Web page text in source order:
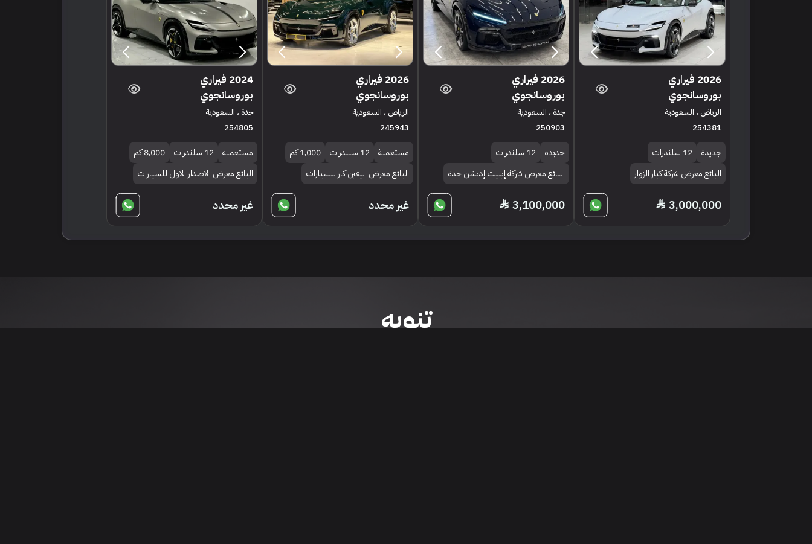
2026 فيراري
بوروسانجوي
الرياض ، السعودية
254381
جديدة
12 سلندرات
البائع معرض شركة كبار الزوار
3,000,000
2026 فيراري
بوروسانجوي
جدة ، السعودية
250903
جديدة
12 سلندرات
البائع معرض شركة إيليت إديشن جدة
3,100,000
2026 فيراري
بوروسانجوي
الرياض ، السعودية
245943
مستعملة 12 سلندرات
1,000 كم
البائع معرض اليفين كار للسيارات
غير محدد
2024 فيراري
بوروسانجوي
جدة ، السعودية
254805
مستعملة 12 سلندرات
8,000 كم
البائع معرض الاصدار الاول للسيارات
غير محدد
تنويه